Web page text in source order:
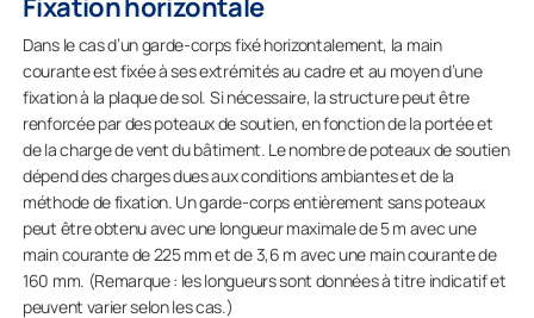
Dans le cas d’un garde-corps fixé horizontalement, la main
courante est fixée à ses extrémités au cadre et au moyen d’une
fixation à la plaque de sol. Si nécessaire, la structure peut être
renforcée par des poteaux de soutien, en fonction de la portée et
de la charge de vent du bâtiment. Le nombre de poteaux de soutien
dépend des charges dues aux conditions ambiantes et de la
méthode de fixation. Un garde-corps entièrement sans poteaux
peut être obtenu avec une longueur maximale de 5 m avec une
main courante de 225 mm et de 3,6 m avec une main courante de
160 mm. (Remarque : les longueurs sont données à titre indicatif et
peuvent varier selon les cas.)